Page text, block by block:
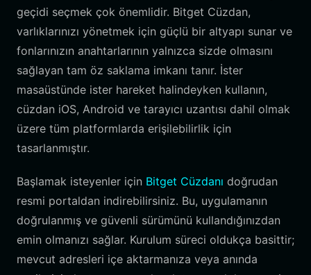
geçidi seçmek çok önemlidir. Bitget Cüzdan,
varlıklarınızı yönetmek için güçlü bir altyapı sunar ve
fonlarınızın anahtarlarının yalnızca sizde olmasını
sağlayan tam öz saklama imkanı tanır. İster
masaüstünde ister hareket halindeyken kullanın,
cüzdan iOS, Android ve tarayıcı uzantısı dahil olmak
üzere tüm platformlarda erişilebilirlik için
tasarlanmıştır.
Başlamak isteyenler için Bitget Cüzdanı doğrudan
resmi portaldan indirebilirsiniz. Bu, uygulamanın
doğrulanmış ve güvenli sürümünü kullandığınızdan
emin olmanızı sağlar. Kurulum süreci oldukça basittir;
mevcut adresleri içe aktarmanıza veya anında